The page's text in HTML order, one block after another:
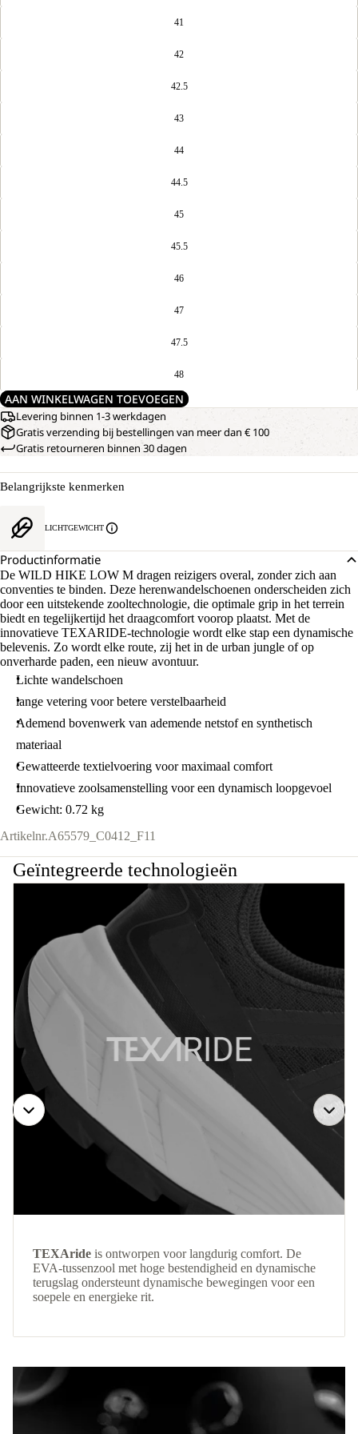
41
42
42.5
43
44
44.5
45
45.5
46
47
47.5
48
AAN WINKELWAGEN TOEVOEGEN
Levering binnen 1-3 werkdagen
Gratis verzending bij bestellingen van meer dan € 100
Gratis retourneren binnen 30 dagen
Belangrijkste kenmerken
LICHTGEWICHT
Productinformatie
De WILD HIKE LOW M dragen reizigers overal, zonder zich aan
conventies te binden. Deze herenwandelschoenen onderscheiden zich
door een uitstekende zooltechnologie, die optimale grip in het terrein
biedt en tegelijkertijd het draagcomfort voorop plaatst. Met de
innovatieve TEXARIDE-technologie wordt elke stap een dynamische
belevenis. Zo wordt elke route, zij het in de urban jungle of op
onverharde paden, een nieuw avontuur.
Lichte wandelschoen
lange vetering voor betere verstelbaarheid
Ademend bovenwerk van ademende netstof en synthetisch
materiaal
Gewatteerde textielvoering voor maximaal comfort
Innovatieve zoolsamenstelling voor een dynamisch loopgevoel
Gewicht: 0.72 kg
Artikelnr.A65579_C0412_F11
Geïntegreerde technologieën
TEXAride is ontworpen voor langdurig comfort. De
EVA-tussenzool met hoge bestendigheid en dynamische
terugslag ondersteunt dynamische bewegingen voor een
soepele en energieke rit.